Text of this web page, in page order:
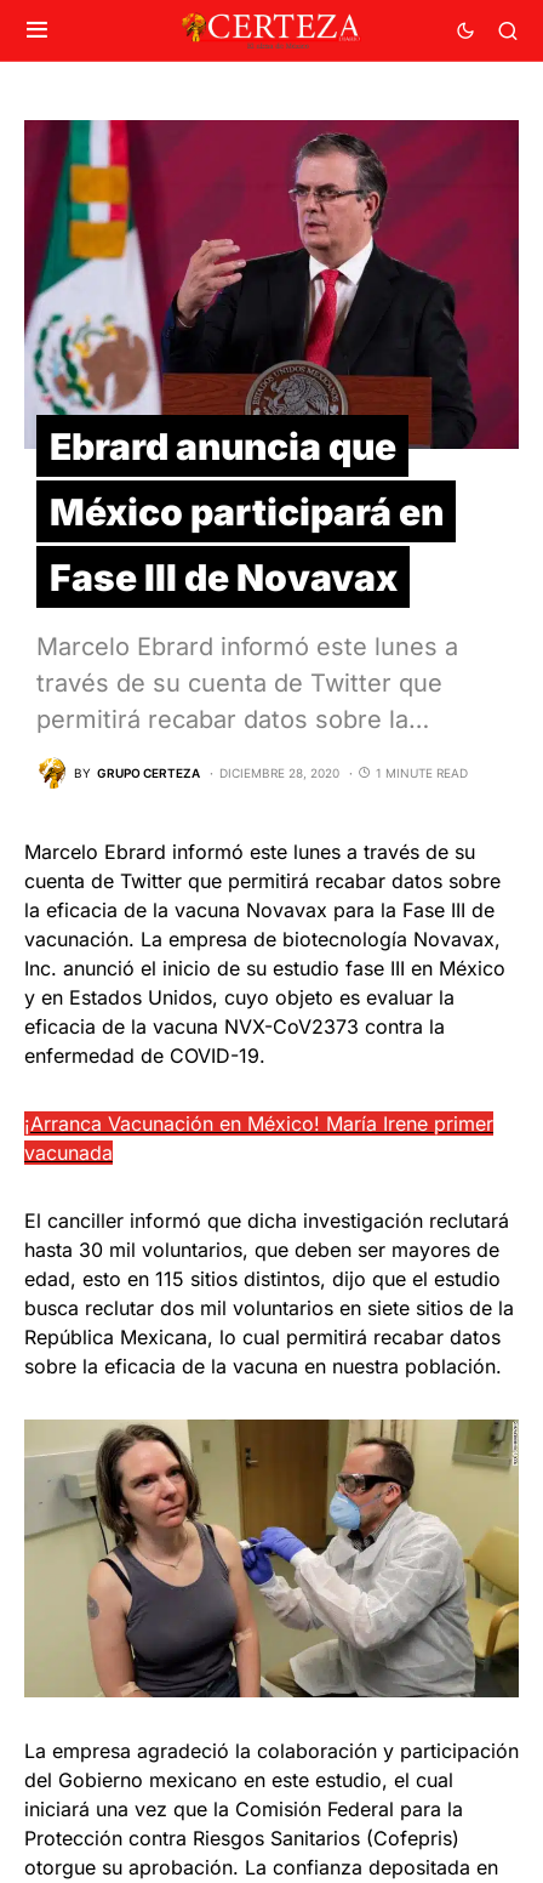
Ebrard anuncia que
México participará en
Fase III de Novavax
Marcelo Ebrard informó este lunes a
través de su cuenta de Twitter que
permitirá recabar datos sobre la…
BY GRUPO CERTEZA DICIEMBRE 28, 2020 1 MINUTE READ
Marcelo Ebrard informó este lunes a través de su
cuenta de Twitter que permitirá recabar datos sobre
la eficacia de la vacuna Novavax para la Fase III de
vacunación. La empresa de biotecnología Novavax,
Inc. anunció el inicio de su estudio fase III en México
y en Estados Unidos, cuyo objeto es evaluar la
eficacia de la vacuna NVX-CoV2373 contra la
enfermedad de COVID-19.
¡Arranca Vacunación en México! María Irene primer
vacunada
El canciller informó que dicha investigación reclutará
hasta 30 mil voluntarios, que deben ser mayores de
edad, esto en 115 sitios distintos, dijo que el estudio
busca reclutar dos mil voluntarios en siete sitios de la
República Mexicana, lo cual permitirá recabar datos
sobre la eficacia de la vacuna en nuestra población.
La empresa agradeció la colaboración y participación
del Gobierno mexicano en este estudio, el cual
iniciará una vez que la Comisión Federal para la
Protección contra Riesgos Sanitarios (Cofepris)
otorgue su aprobación. La confianza depositada en